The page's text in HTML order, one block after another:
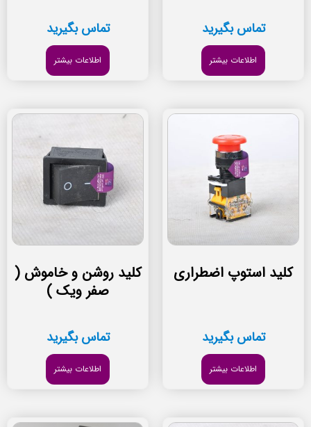
تماس بگیرید
اطلاعات بیشتر
تماس بگیرید
اطلاعات بیشتر
کلید استوپ اضطراری
تماس بگیرید
اطلاعات بیشتر
کلید روشن و خاموش (
صفر ویک )
تماس بگیرید
اطلاعات بیشتر